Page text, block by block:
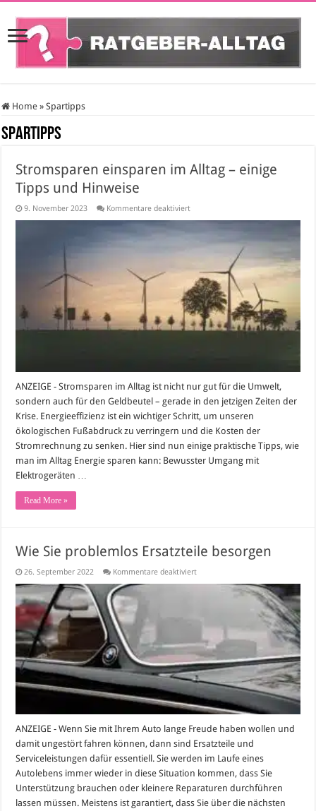
Home » Spartipps
Spartipps
Stromsparen einsparen im Alltag – einige
Tipps und Hinweise
9. November 2023 Kommentare deaktiviertfür
im
Alltag
Tipps
und
Hinweise
ANZEIGE - Stromsparen im Alltag ist nicht nur gut für die Umwelt,
sondern auch für den Geldbeutel – gerade in den jetzigen Zeiten der
Krise. Energieeffizienz ist ein wichtiger Schritt, um unseren
ökologischen Fußabdruck zu verringern und die Kosten der
Stromrechnung zu senken. Hier sind nun einige praktische Tipps, wie
man im Alltag Energie sparen kann: Bewusster Umgang mit
Elektrogeräten …
Read More »
Wie Sie problemlos Ersatzteile besorgen
26. September 2022 Kommentare deaktiviertfür
ANZEIGE - Wenn Sie mit Ihrem Auto lange Freude haben wollen und
damit ungestört fahren können, dann sind Ersatzteile und
Serviceleistungen dafür essentiell. Sie werden im Laufe eines
Autolebens immer wieder in diese Situation kommen, dass Sie
Unterstützung brauchen oder kleinere Reparaturen durchführen
lassen müssen. Meistens ist garantiert, dass Sie über die nächsten